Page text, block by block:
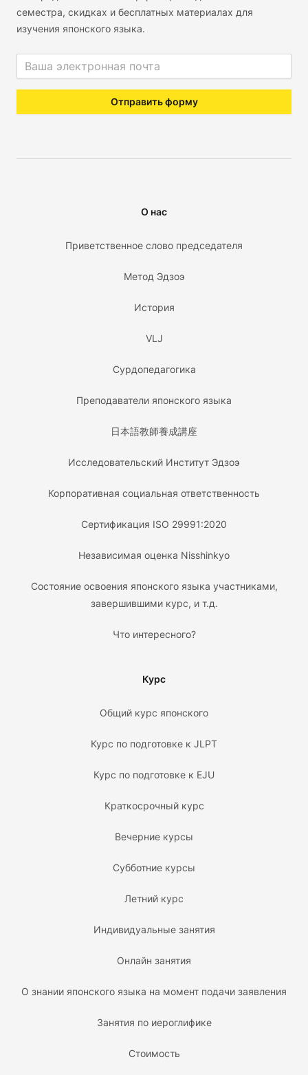
семестра, скидках и бесплатных материалах для
изучения японского языка.
Email address
Отправить форму
О нас
Приветственное слово председателя
Метод Эдзоэ
История
VLJ
Сурдопедагогика
Преподаватели японского языка
日本語教師養成講座
Исследовательский Институт Эдзоэ
Корпоративная социальная ответственность
Сертификация ISO 29991:2020
Независимая оценка Nisshinkyo
Состояние освоения японского языка участниками,
завершившими курс, и т.д.
Что интересного?
Курс
Общий курс японского
Курс по подготовке к JLPT
Курс по подготовке к EJU
Краткосрочный курс
Вечерние курсы
Субботние курсы
Летний курс
Индивидуальные занятия
Онлайн занятия
О знании японского языка на момент подачи заявления
Занятия по иероглифике
Стоимость